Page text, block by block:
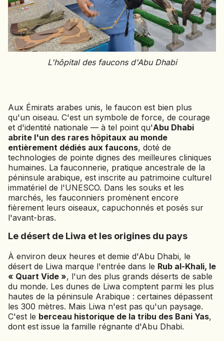
L'hôpital des faucons d'Abu Dhabi
Aux Émirats arabes unis, le faucon est bien plus
qu'un oiseau. C'est un symbole de force, de courage
et d'identité nationale — à tel point qu'Abu Dhabi
abrite l'un des rares hôpitaux au monde
entièrement dédiés aux faucons, doté de
technologies de pointe dignes des meilleures cliniques
humaines. La fauconnerie, pratique ancestrale de la
péninsule arabique, est inscrite au patrimoine culturel
immatériel de l'UNESCO. Dans les souks et les
marchés, les fauconniers promènent encore
fièrement leurs oiseaux, capuchonnés et posés sur
l'avant-bras.
Le désert de Liwa et les origines du pays
À environ deux heures et demie d'Abu Dhabi, le
désert de Liwa marque l'entrée dans le Rub al-Khali, le
« Quart Vide », l'un des plus grands déserts de sable
du monde. Les dunes de Liwa comptent parmi les plus
hautes de la péninsule Arabique : certaines dépassent
les 300 mètres. Mais Liwa n'est pas qu'un paysage.
C'est le berceau historique de la tribu des Bani Yas,
dont est issue la famille régnante d'Abu Dhabi.